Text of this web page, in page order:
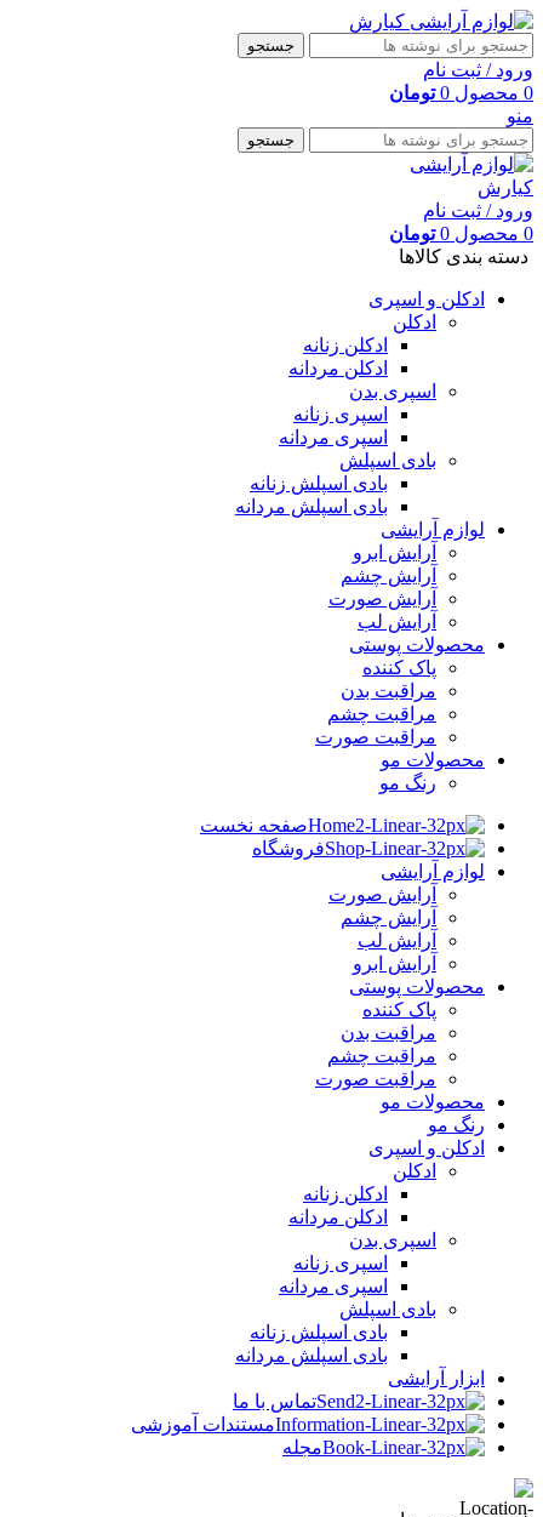
جستجو
ورود / ثبت نام
0 محصول 0 تومان
منو
جستجو
ورود / ثبت نام
0 محصول 0 تومان
دسته بندی کالاها
ادکلن و اسپری
ادکلن
ادکلن زنانه
ادکلن مردانه
اسپری بدن
اسپری زنانه
اسپری مردانه
بادی اسپلش
بادی اسپلش زنانه
بادی اسپلش مردانه
لوازم آرایشی
آرایش ابرو
آرایش چشم
آرایش صورت
آرایش لب
محصولات پوستی
پاک کننده
مراقبت بدن
مراقبت چشم
مراقبت صورت
محصولات مو
رنگ مو
صفحه نخست
فروشگاه
لوازم آرایشی
آرایش صورت
آرایش چشم
آرایش لب
آرایش ابرو
محصولات پوستی
پاک کننده
مراقبت بدن
مراقبت چشم
مراقبت صورت
محصولات مو
رنگ مو
ادکلن و اسپری
ادکلن
ادکلن زنانه
ادکلن مردانه
اسپری بدن
اسپری زنانه
اسپری مردانه
بادی اسپلش
بادی اسپلش زنانه
بادی اسپلش مردانه
ابزار آرایشی
تماس با ما
مستندات آموزشی
مجله